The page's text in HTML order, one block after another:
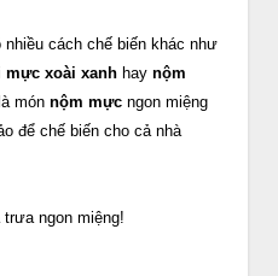
cách chế biến khác như
mực xoài xanh hay nộm
món nộm mực ngon miệng
để chế biến cho cả nhà
ngon miệng!